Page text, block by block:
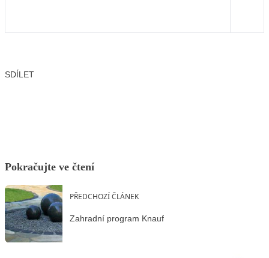
SDÍLET
Pokračujte ve čtení
PŘEDCHOZÍ ČLÁNEK
Zahradní program Knauf